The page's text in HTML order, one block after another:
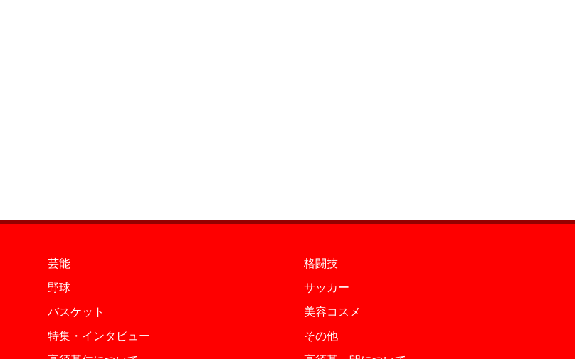
芸能
格闘技
野球
サッカー
バスケット
美容コスメ
特集・インタビュー
その他